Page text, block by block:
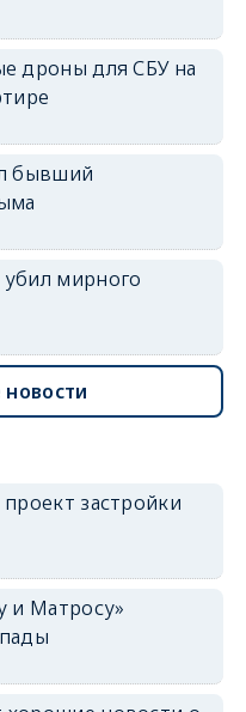
дроны для СБУ на
бывший
мирного
новости
застройки
и Матросу»